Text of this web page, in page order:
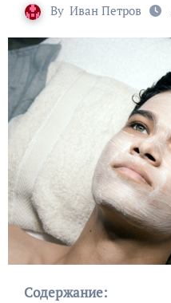
By Иван Петров
Содержание: